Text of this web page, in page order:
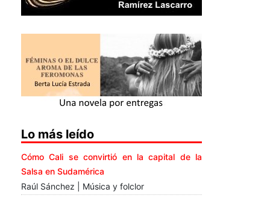
Lo más leído
Cómo Cali se convirtió en la capital de la
Salsa en Sudamérica
Raúl Sánchez | Música y folclor